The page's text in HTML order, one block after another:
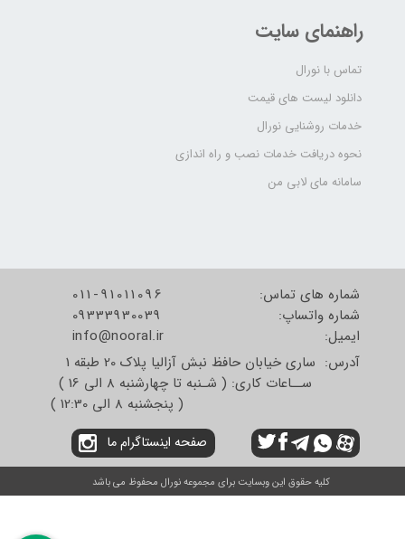
راهنمای سایت
تماس با نورال
دانلود لیست های قیمت
خدمات روشنایی نورال
نحوه دریافت خدمات نصب و راه اندازی
سامانه مای لابی من
شماره های تماس:
شماره واتساپ:
​​​​​​​ایمیل:
011-91011096
09333930039
info@nooral.ir
آدرس: ساری خیابان حافظ نبش آزالیا پلاک 20 طبقه 1
ســاعات کاری: ( شـنبه تا چهارشنبه 8 الی 16 )
( پنجشنبه 8 الی 12:30 )
صفحه اینستاگرام ما
کلیه حقوق این وبسایت برای مجموعه نورال محفوظ می باشد